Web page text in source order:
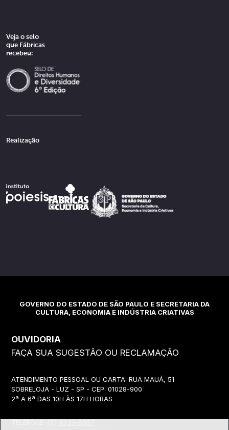
Veja o selo
que Fábricas
recebeu:
Realização
GOVERNO DO ESTADO DE SÃO PAULO E SECRETARIA DA
CULTURA, ECONOMIA E INDÚSTRIA CRIATIVAS
OUVIDORIA
FAÇA SUA SUGESTÃO OU RECLAMAÇÃO
ATENDIMENTO PESSOAL OU CARTA: RUA MAUÁ, 51
SOBRELOJA - LUZ - SP - CEP: 01028-900
2ª A 6ª DAS 10H ÀS 17H HORAS